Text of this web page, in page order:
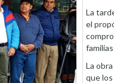
La
el
La
que